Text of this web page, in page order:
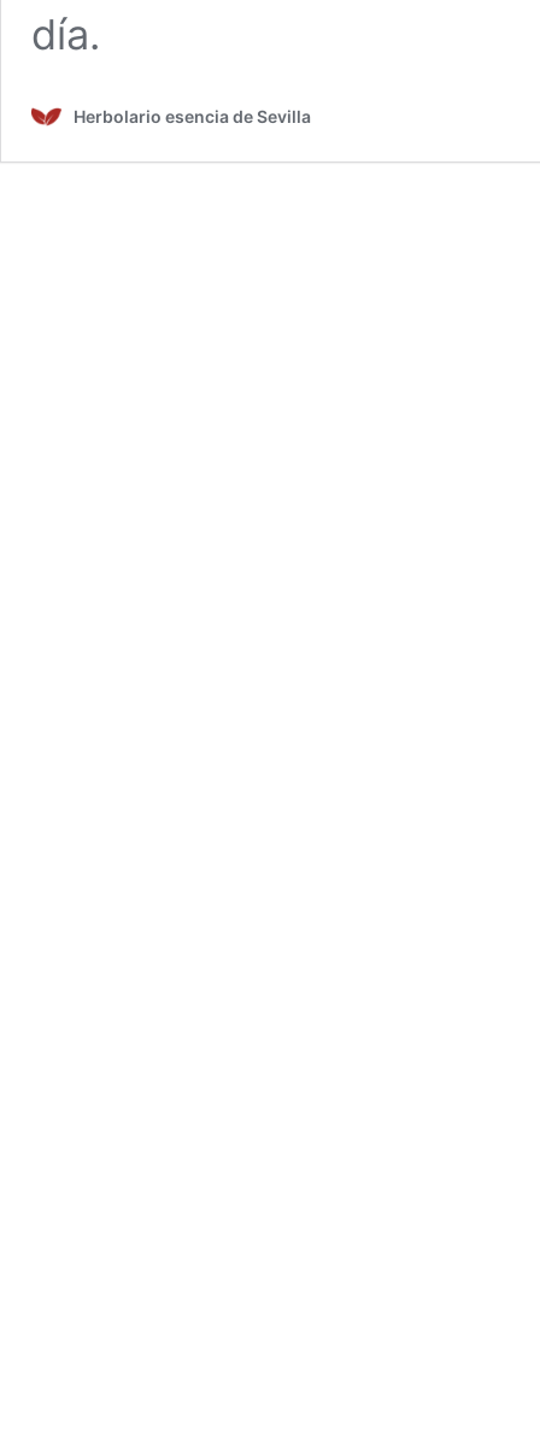
día.
Herbolario esencia de Sevilla